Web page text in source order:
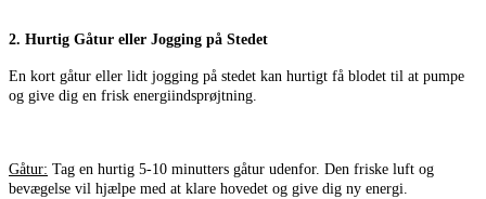
2. Hurtig Gåtur eller Jogging på Stedet
En kort gåtur eller lidt jogging på stedet kan hurtigt få blodet til at pumpe
og give dig en frisk energiindsprøjtning.
Gåtur: Tag en hurtig 5-10 minutters gåtur udenfor. Den friske luft og
bevægelse vil hjælpe med at klare hovedet og give dig ny energi.